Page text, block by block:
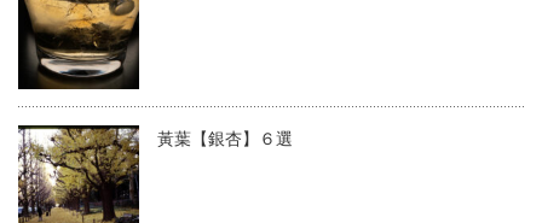
黃葉【銀杏】６選